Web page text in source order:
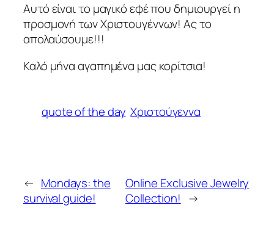
Αυτό είναι το μαγικό εφέ που δημιουργεί η
προσμονή των Χριστουγέννων! Ας το
απολαύσουμε!!!
Καλό μήνα αγαπημένα μας κορίτσια!
quote of the day Χριστούγεννα
← Mondays: the
survival guide!
Online Exclusive Jewelry
Collection! →